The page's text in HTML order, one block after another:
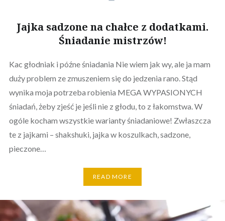
Jajka sadzone na chałce z dodatkami.
Śniadanie mistrzów!
Kac głodniak i późne śniadania Nie wiem jak wy, ale ja mam
duży problem ze zmuszeniem się do jedzenia rano. Stąd
wynika moja potrzeba robienia MEGA WYPASIONYCH
śniadań, żeby zjeść je jeśli nie z głodu, to z łakomstwa. W
ogóle kocham wszystkie warianty śniadaniowe! Zwłaszcza
te z jajkami – shakshuki, jajka w koszulkach, sadzone,
pieczone…
READ MORE